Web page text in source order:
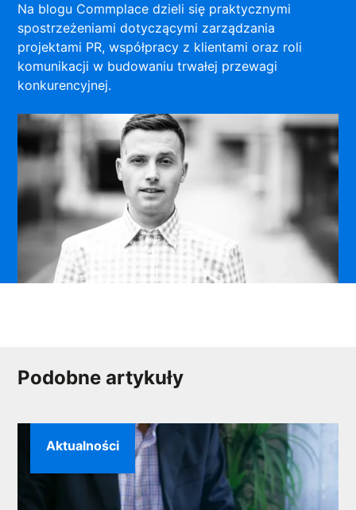
Na blogu Commplace dzieli się praktycznymi
spostrzeżeniami dotyczącymi zarządzania
projektami PR, współpracy z klientami oraz roli
komunikacji w budowaniu trwałej przewagi
konkurencyjnej.
Podobne artykuły
Aktualności